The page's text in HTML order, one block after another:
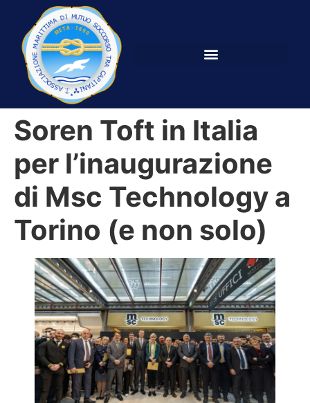
Soren Toft in Italia
per l’inaugurazione
di Msc Technology a
Torino (e non solo)